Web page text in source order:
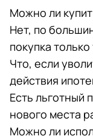
Можно ли
Нет, по
покупка
Что, если
действия
Есть льготный
нового места
Можно ли